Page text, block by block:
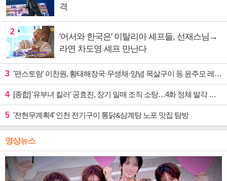
격
2
'어서와 한국은' 이탈리아 셰프들, 선재스님→
라연 차도영 셰프 만난다
3 '편스토랑' 이찬원, 황태해장국·무생채·양념 목살구이 등 윤주모 레시피 섭렵
4 [종합] '유부녀 킬러' 공효진, 장기 밀매 조직 소탕…4화 정체 발각 위기 예고
5 '전현무계획4' 인천 전기구이 통닭&삼계탕 노포 맛집 탐방
영상뉴스